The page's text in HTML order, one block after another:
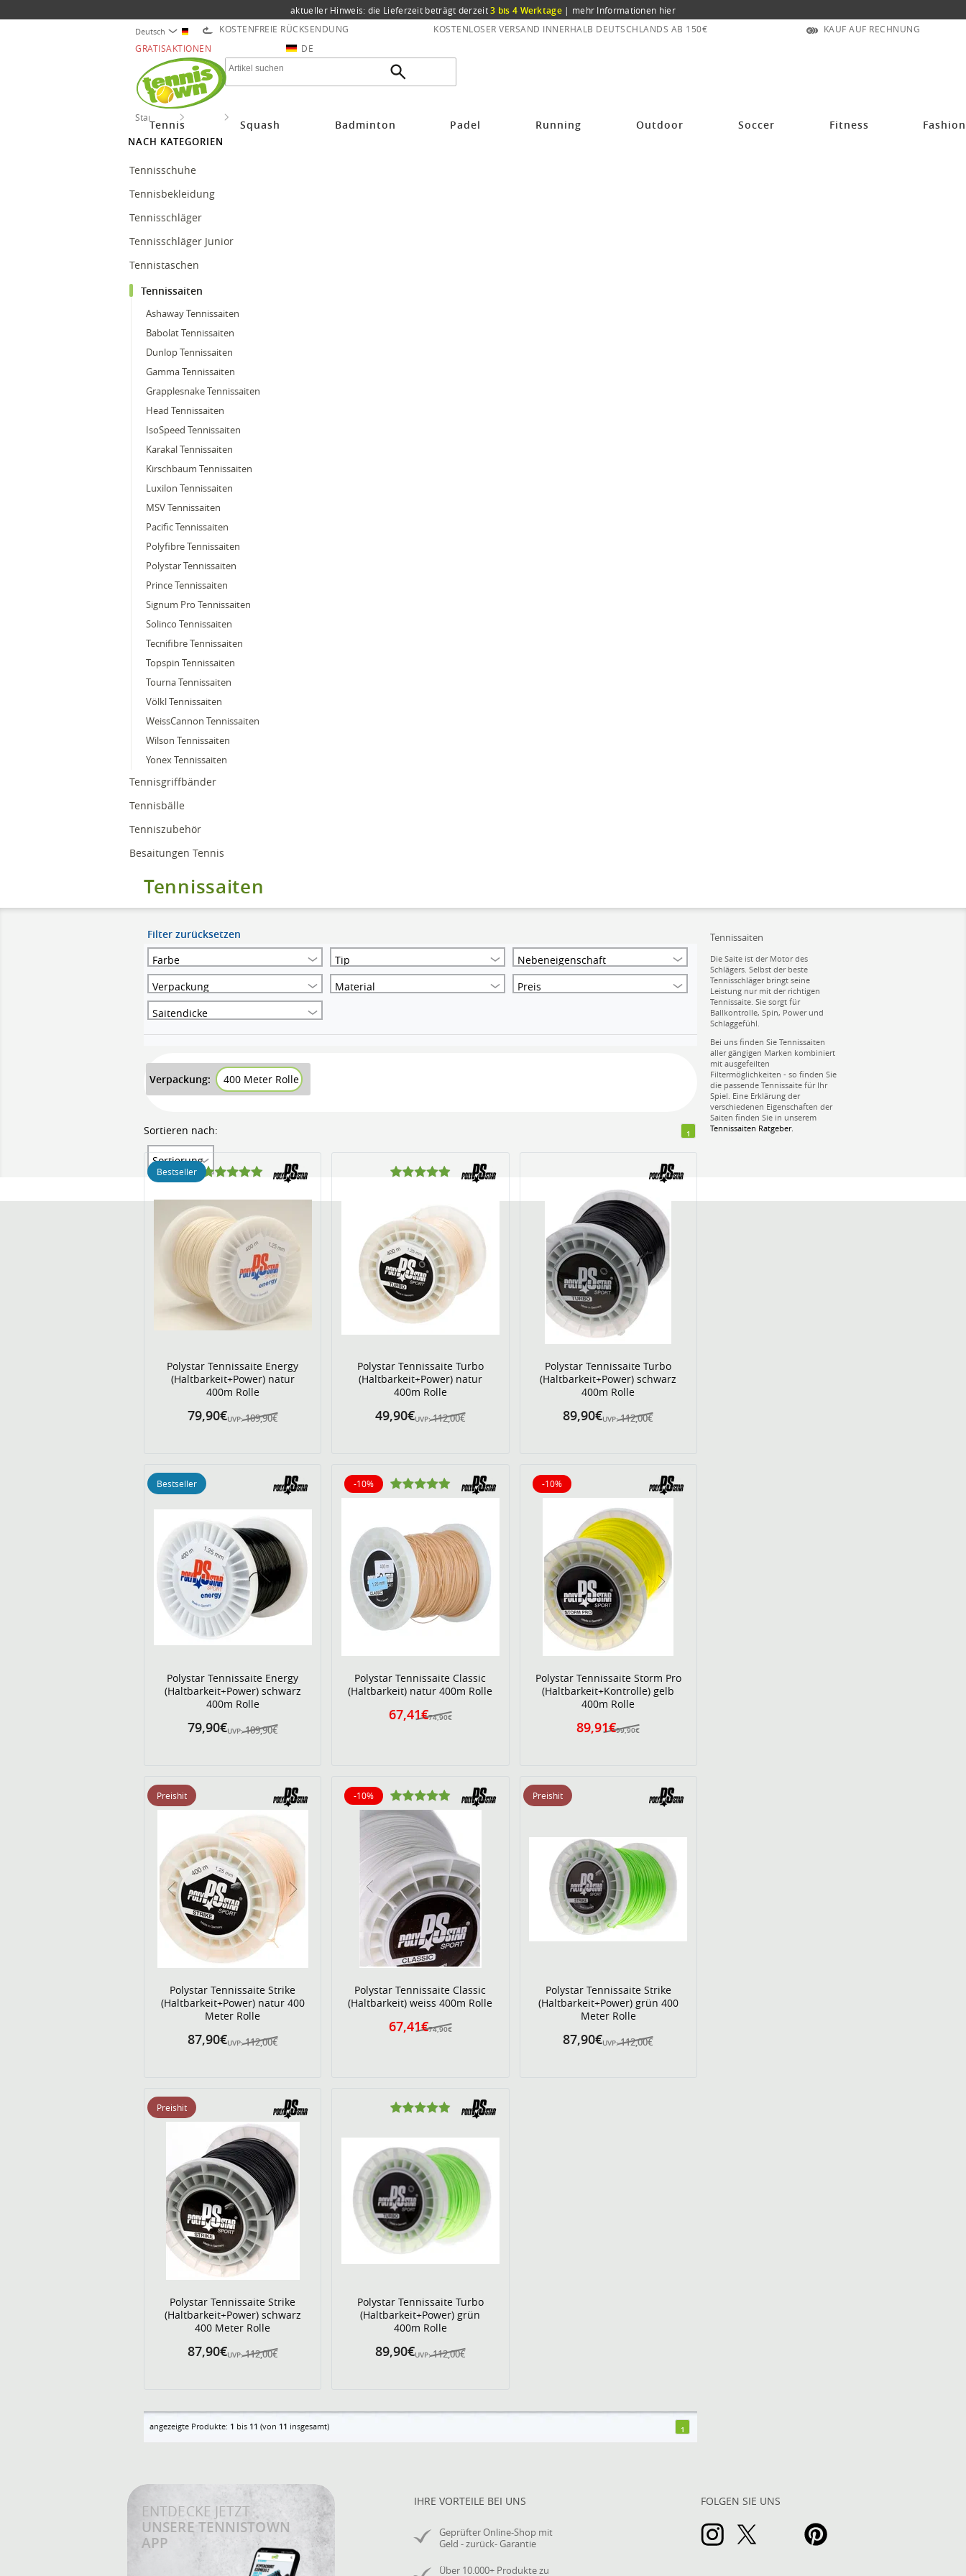
aktueller Hinweis: die Lieferzeit beträgt derzeit3 bis 4 Werktage | mehr Informationen hier
Deutsch KOSTENFREIE RÜCKSENDUNG KOSTENLOSER VERSAND INNERHALB DEUTSCHLANDS AB 150€
KAUF AUF RECHNUNG
GRATISAKTIONEN
DE
Tennis Squash Badminton Padel Running Outdoor Soccer Fitness Fashion
Startseite
NACH KATEGORIEN
Tennisschuhe
Tennisbekleidung
Tennisschläger
Tennisschläger Junior
Tennistaschen
Tennissaiten
Ashaway Tennissaiten
Babolat Tennissaiten
Dunlop Tennissaiten
Gamma Tennissaiten
Grapplesnake Tennissaiten
Head Tennissaiten
IsoSpeed Tennissaiten
Karakal Tennissaiten
Kirschbaum Tennissaiten
Luxilon Tennissaiten
MSV Tennissaiten
Pacific Tennissaiten
Polyfibre Tennissaiten
Polystar Tennissaiten
Prince Tennissaiten
Signum Pro Tennissaiten
Solinco Tennissaiten
Tecnifibre Tennissaiten
Topspin Tennissaiten
Tourna Tennissaiten
Völkl Tennissaiten
WeissCannon Tennissaiten
Wilson Tennissaiten
Yonex Tennissaiten
Tennisgriffbänder
Tennisbälle
Tenniszubehör
Besaitungen Tennis
Tennissaiten
Filter zurücksetzen
Farbe
Tip
Nebeneigenschaft
Verpackung
Material
Preis
Saitendicke
Verpackung: 400 Meter Rolle
Sortieren nach:
Sortierung
1
Polystar Tennissaite Energy
(Haltbarkeit+Power) natur
400m Rolle
UVP: 109,90€
79,90€
Bestseller
Polystar Tennissaite Turbo
(Haltbarkeit+Power) natur
400m Rolle
UVP: 112,00€
49,90€
Polystar Tennissaite Turbo
(Haltbarkeit+Power) schwarz
400m Rolle
UVP: 112,00€
89,90€
Polystar Tennissaite Energy
(Haltbarkeit+Power) schwarz
400m Rolle
UVP: 109,90€
79,90€
Bestseller
Polystar Tennissaite Classic
(Haltbarkeit) natur 400m Rolle
74,90€
67,41€
-10%
10% reduziert
Polystar Tennissaite Storm Pro
(Haltbarkeit+Kontrolle) gelb
400m Rolle
99,90€
89,91€
-10%
10% reduziert
Polystar Tennissaite Strike
(Haltbarkeit+Power) natur 400
Meter Rolle
UVP: 112,00€
87,90€
Preishit
Polystar Tennissaite Classic
(Haltbarkeit) weiss 400m Rolle
74,90€
67,41€
-10%
10% reduziert
Polystar Tennissaite Strike
(Haltbarkeit+Power) grün 400
Meter Rolle
UVP: 112,00€
87,90€
Preishit
Polystar Tennissaite Strike
(Haltbarkeit+Power) schwarz
400 Meter Rolle
UVP: 112,00€
87,90€
Preishit
Polystar Tennissaite Turbo
(Haltbarkeit+Power) grün
400m Rolle
UVP: 112,00€
89,90€
angezeigte Produkte: 1 bis 11 (von 11 insgesamt) 1
Tennissaiten
Die Saite ist der Motor des
Schlägers. Selbst der beste
Tennisschläger bringt seine
Leistung nur mit der richtigen
Tennissaite. Sie sorgt für
Ballkontrolle, Spin, Power und
Schlaggefühl.
Bei uns finden Sie Tennissaiten
aller gängigen Marken kombiniert
mit ausgefeilten
Filtermöglichkeiten - so finden Sie
die passende Tennissaite für Ihr
Spiel. Eine Erklärung der
verschiedenen Eigenschaften der
Saiten finden Sie in unserem
Tennissaiten Ratgeber.
ENTDECKE JETZT
UNSERE TENNISTOWN
APP
IHRE VORTEILE BEI UNS
Geprüfter Online-Shop mit
Geld - zurück- Garantie
Über 10.000+ Produkte zu
FOLGEN SIE UNS